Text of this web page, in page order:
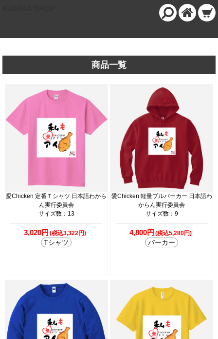
商品一覧
愛Chicken 定番Ｔシャツ 日本語わから
ん実行委員会
サイズ数：13
3,020円 (税込3,322円)
Tシャツ
愛Chicken 軽量プルパーカー 日本語わ
からん実行委員会
サイズ数：9
4,800円 (税込5,280円)
パーカー